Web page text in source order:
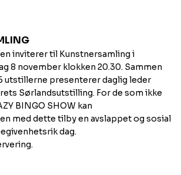
inviterer til Kunstnersamling i
8 november klokken 20.30. Sammen
utstillerne presenterer daglig leder
Sørlandsutstilling. For de som ikke
BINGO SHOW kan
med dette tilby en avslappet og sosial
begivenhetsrik dag.